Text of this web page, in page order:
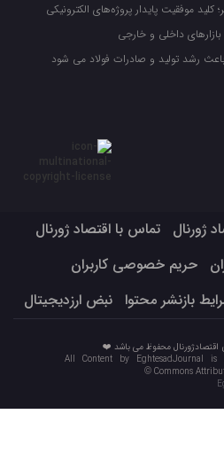
کلید موفقیت پایدار پروژه‌های الکترونیکی
داخلی و خارجی
رشد تولید و صادرات فولاد می شود
ژورنال
تماس با اقتصاد ژورنال
حریم خصوصی کاربران
بازنشر محتوا نبض ارزدیجیتال
محفوظ می باشد ❤️
All Content by EghtesadJournal
Commons